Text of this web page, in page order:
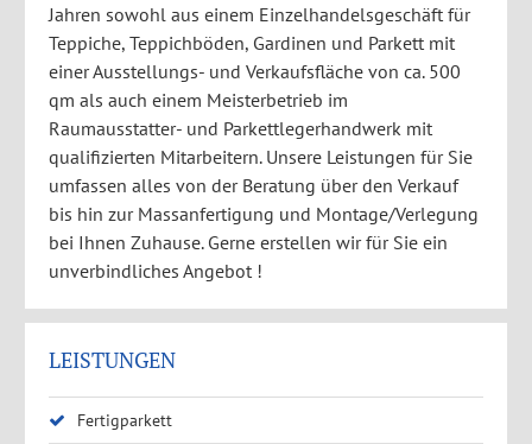
Jahren sowohl aus einem Einzelhandelsgeschäft für
Teppiche, Teppichböden, Gardinen und Parkett mit
einer Ausstellungs- und Verkaufsfläche von ca. 500
qm als auch einem Meisterbetrieb im
Raumausstatter- und Parkettlegerhandwerk mit
qualifizierten Mitarbeitern. Unsere Leistungen für Sie
umfassen alles von der Beratung über den Verkauf
bis hin zur Massanfertigung und Montage/Verlegung
bei Ihnen Zuhause. Gerne erstellen wir für Sie ein
unverbindliches Angebot !
LEISTUNGEN
Fertigparkett